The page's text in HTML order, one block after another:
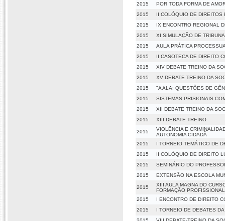
2015
POR TODA FORMA DE
2015
II COLÓQUIO DE DIREITOS
2015
IX ENCONTRO REGIONAL
2015
XI SIMULAÇÃO DE
2015
AULA PRÁTICA
2015
II CASOTECA DE DIREITO
2015
XIV DEBATE TREINO DA
2015
XV DEBATE TREINO DA
2015
"A ALA: QUESTÕES DE
2015
SISTEMAS PRISIONAIS
2015
XII DEBATE TREINO DA
2015
XIII DEBATE TREINO
2015
VIOLÊNCIA E
AUTONOMIA CIDADÃ
2015
I TORNEIO TEMÁTICO DE
2015
II COLÓQUIO DE DIREITO
2015
SEMINÁRIO DO
2015
EXTENSÃO NA ESCOLA
2015
XIII AULA MAGNA DO
FORMAÇÃO PROFISSIONAL
2015
I ENCONTRO DE DIREITO
2015
I TORNEIO DE DEBATES